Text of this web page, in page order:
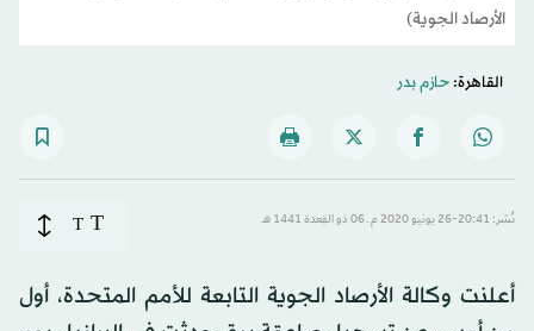
الأرصاد الجوية)
القاهرة:حازم بدر
نُشر: 20:41-26 يونيو 2020 م ـ 06 ذو القِعدة 1441 هـ T
T
أعلنت وكالة الأرصاد الجوية التابعة للأمم المتحدة، أول